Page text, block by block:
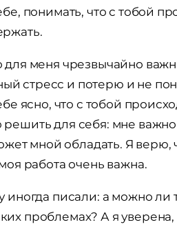
понимать, что с тобой
для меня чрезвычайно
стресс и потерю и не
ясно, что с тобой
для себя: мне
мной обладать. Я верю,
работа очень важна.
иногда писали: а можно ли
проблемах? А я